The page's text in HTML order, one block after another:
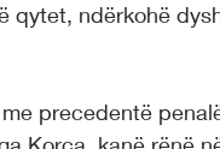
qytet, ndërkohë
precedentë